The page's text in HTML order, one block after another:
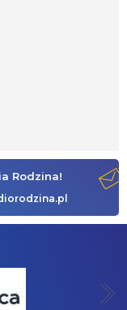
Rodzina!